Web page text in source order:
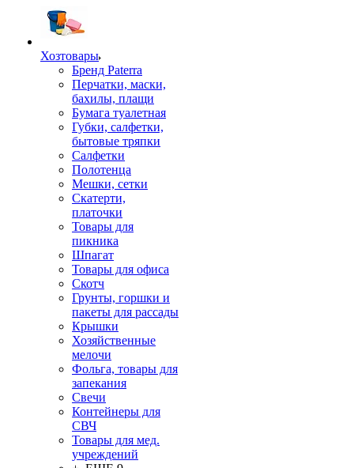
Хозтовары
Бренд Paterra
Перчатки, маски,
бахилы, плащи
Бумага туалетная
Губки, салфетки,
бытовые тряпки
Салфетки
Полотенца
Мешки, сетки
Скатерти,
платочки
Товары для
пикника
Шпагат
Товары для офиса
Скотч
Грунты, горшки и
пакеты для рассады
Крышки
Хозяйственные
мелочи
Фольга, товары для
запекания
Свечи
Контейнеры для
СВЧ
Товары для мед.
учреждений